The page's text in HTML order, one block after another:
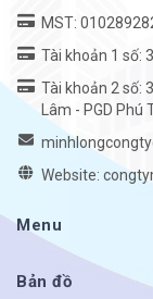
MST:
Tài khoản 1 số:
Tài khoản 2 số:
Lâm - PGD Phú
Website:
Menu
Bản đồ